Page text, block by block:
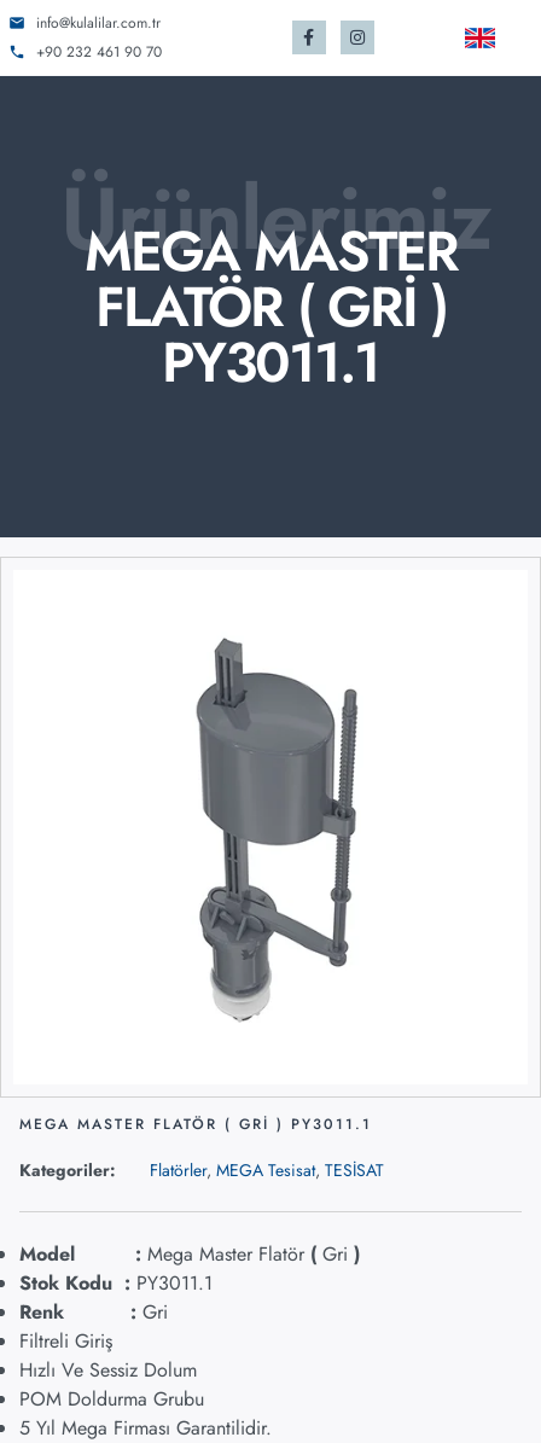
info@kulalilar.com.tr
+90 232 461 90 70
Ürünlerimiz
MEGA MASTER
FLATÖR ( GRİ )
PY3011.1
MEGA MASTER FLATÖR ( GRİ ) PY3011.1
Kategoriler: Flatörler, MEGA Tesisat, TESİSAT
Model : Mega Master Flatör ( Gri )
Stok Kodu : PY3011.1
Renk : Gri
Filtreli Giriş
Hızlı Ve Sessiz Dolum
POM Doldurma Grubu
5 Yıl Mega Firması Garantilidir.